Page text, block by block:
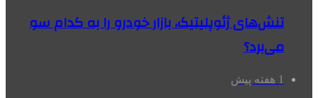
تنش‌های ژئوپلیتیک، بازار خودرو را به کدام سو
می‌برد؟
1 هفته پیش